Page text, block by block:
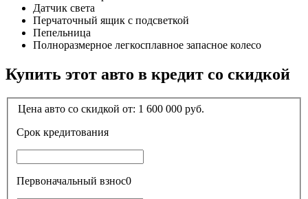
Датчик света
Перчаточный ящик с подсветкой
Пепельница
Полноразмерное легкосплавное запасное колесо
Купить этот авто в кредит со скидкой
Цена авто со скидкой от: 1 600 000 руб.
Срок кредитования
Первоначальный взнос0